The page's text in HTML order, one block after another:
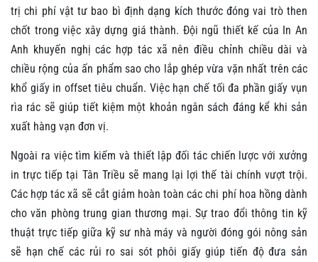
trị chi phí vật tư bao bì định dạng kích thước đóng vai trò then
chốt trong việc xây dựng giá thành. Đội ngũ thiết kế của In An
Anh khuyến nghị các hợp tác xã nên điều chỉnh chiều dài và
chiều rộng của ấn phẩm sao cho lắp ghép vừa vặn nhất trên các
khổ giấy in offset tiêu chuẩn. Việc hạn chế tối đa phần giấy vụn
rìa rác sẽ giúp tiết kiệm một khoản ngân sách đáng kể khi sản
xuất hàng vạn đơn vị.
Ngoài ra việc tìm kiếm và thiết lập đối tác chiến lược với xưởng
in trực tiếp tại Tân Triều sẽ mang lại lợi thế tài chính vượt trội.
Các hợp tác xã sẽ cắt giảm hoàn toàn các chi phí hoa hồng dành
cho văn phòng trung gian thương mại. Sự trao đổi thông tin kỹ
thuật trực tiếp giữa kỹ sư nhà máy và người đóng gói nông sản
sẽ hạn chế các rủi ro sai sót phôi giấy giúp tiến độ đưa sản